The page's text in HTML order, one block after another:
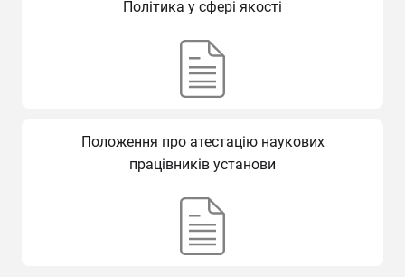
Політика у сфері якості
Положення про атестацію наукових
працівників установи